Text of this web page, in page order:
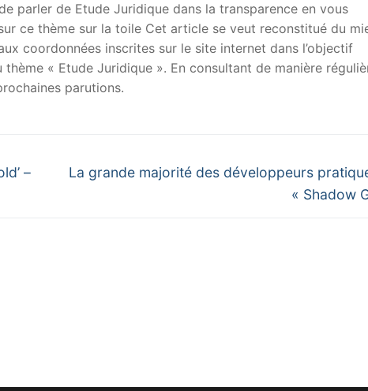
parler de Etude Juridique dans la transparence en vous
ce thème sur la toile Cet article se veut reconstitué du
coordonnées inscrites sur le site internet dans l’objectif
« Etude Juridique ». En consultant de manière
parutions.
–
Next
La grande majorité des développeurs
« Shadow